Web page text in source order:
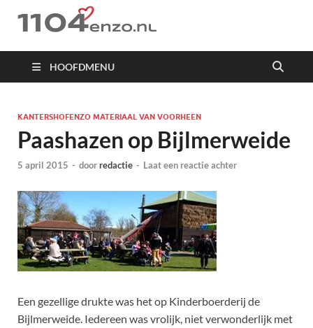
1104 en zo
HOOFDMENU
KANTERSHOFENZO MATERIAAL VAN VOORHEEN
Paashazen op Bijlmerweide
5 april 2015 - doorredactie - Laat een reactie achter
Een gezellige drukte was het op Kinderboerderij de
Bijlmerweide. Iedereen was vrolijk, niet verwonderlijk met